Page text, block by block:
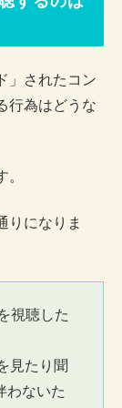
」されたコン
行為はどうな
。
りになりま
視聴した
見たり聞
わないた